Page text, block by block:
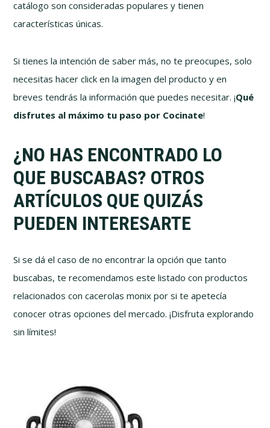
catálogo son consideradas populares y tienen
características únicas.
Si tienes la intención de saber más, no te preocupes, solo
necesitas hacer click en la imagen del producto y en
breves tendrás la información que puedes necesitar. ¡Qué
disfrutes al máximo tu paso por Cocinate!
¿NO HAS ENCONTRADO LO
QUE BUSCABAS? OTROS
ARTÍCULOS QUE QUIZÁS
PUEDEN INTERESARTE
Si se dá el caso de no encontrar la opción que tanto
buscabas, te recomendamos este listado con productos
relacionados con cacerolas monix por si te apetecía
conocer otras opciones del mercado. ¡Disfruta explorando
sin límites!